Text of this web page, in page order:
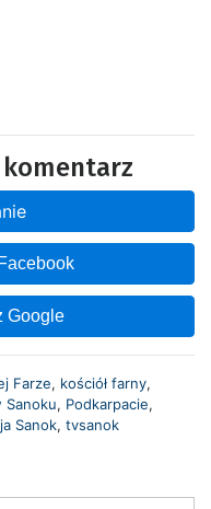
Google
Farze, kościół farny,
Sanoku, Podkarpacie,
Sanok, tvsanok